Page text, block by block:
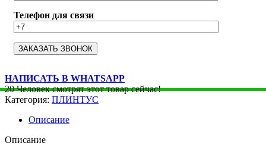
Телефон для связи
НАПИСАТЬ В WHATSAPP
20 Человек смотрят этот товар сейчас!
Категория: ПЛИНТУС
Описание
Описание